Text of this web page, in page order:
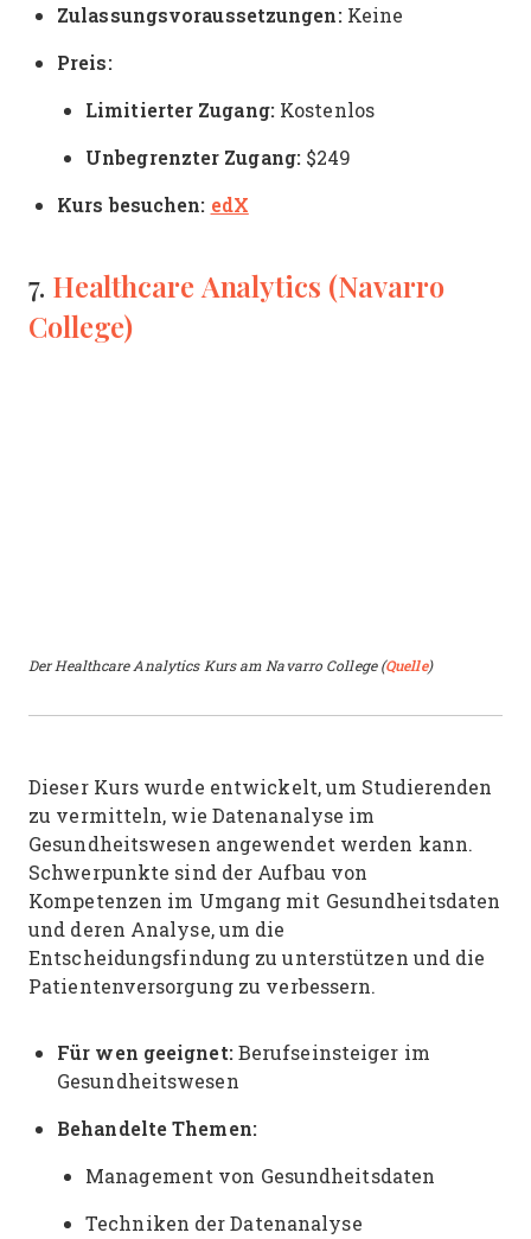
Zulassungsvoraussetzungen:Keine
Preis:
Limitierter Zugang:Kostenlos
Unbegrenzter Zugang: $249
Kurs besuchen: edX
7. Healthcare Analytics (Navarro
College)
Der Healthcare Analytics Kurs am Navarro College (Quelle)
Dieser Kurs wurde entwickelt, um Studierenden
zu vermitteln, wie Datenanalyse im
Gesundheitswesen angewendet werden kann.
Schwerpunkte sind der Aufbau von
Kompetenzen im Umgang mit Gesundheitsdaten
und deren Analyse, um die
Entscheidungsfindung zu unterstützen und die
Patientenversorgung zu verbessern.
Für wen geeignet:Berufseinsteiger im
Gesundheitswesen
Behandelte Themen:
Management von Gesundheitsdaten
Techniken der Datenanalyse